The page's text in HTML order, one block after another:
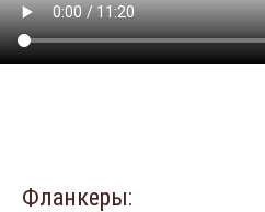
Фланкеры: